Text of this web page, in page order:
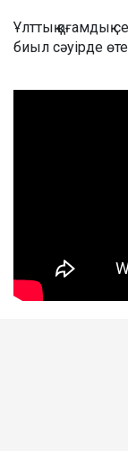
​Ұлттық қоғамдық
биыл сәуірде